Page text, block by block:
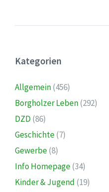
Kategorien
Allgemein(456)
Borgholzer Leben(292)
DZD (86)
Geschichte(7)
Gewerbe(8)
Info Homepage(34)
Kinder & Jugend (19)